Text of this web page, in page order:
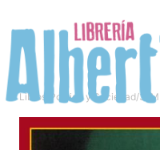
Libros Política y Sociedad/3.